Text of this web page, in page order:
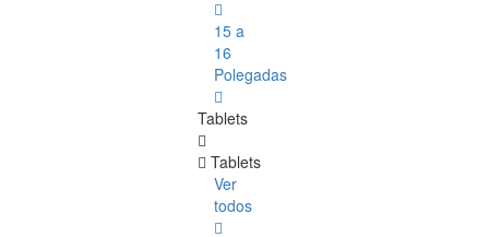
15 a
16
Polegadas
Tablets
Tablets
Ver
todos